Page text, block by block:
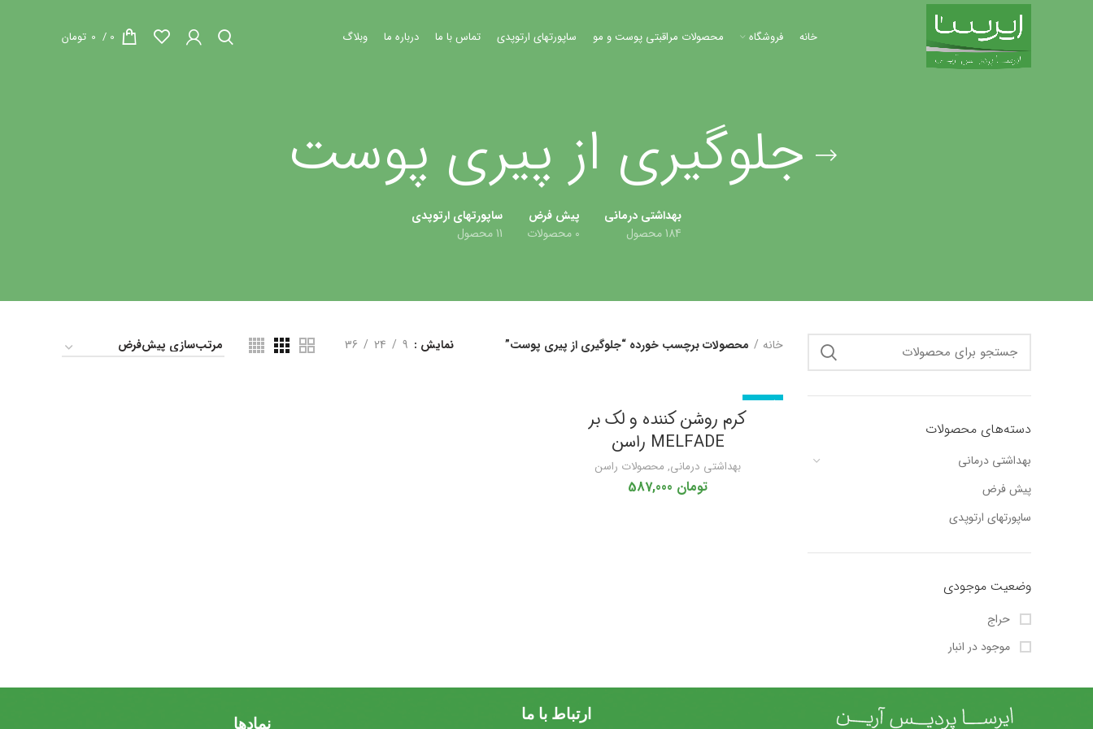
خانه فروشگاه محصولات مراقبتی پوست و مو ساپورتهای ارتوپدی تماس با ما درباره ما وبلاگ 0
/ تومان
جلوگیری از پیری پوست
بهداشتی درمانی
184 محصول
پیش فرض
0 محصولات
ساپورتهای ارتوپدی
11 محصول
دسته‌های محصولات
بهداشتی درمانی
پیش فرض
ساپورتهای ارتوپدی
وضعیت موجودی
حراج
موجود در انبار
خانه محصولات برچسب خورده “جلوگیری از پیری پوست” نمایش 9
24
36
ناموجود
کرم روشن کننده و لک بر
MELFADE راسن
بهداشتی درمانی, محصولات راسن
تومان
ارتباط با ما نمادها